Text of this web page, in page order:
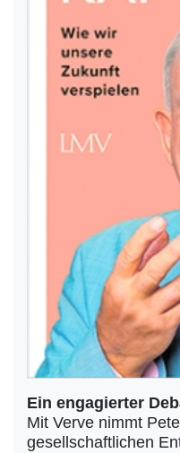
Ein engagierter
Mit Verve nimmt
gesellschaftlichen